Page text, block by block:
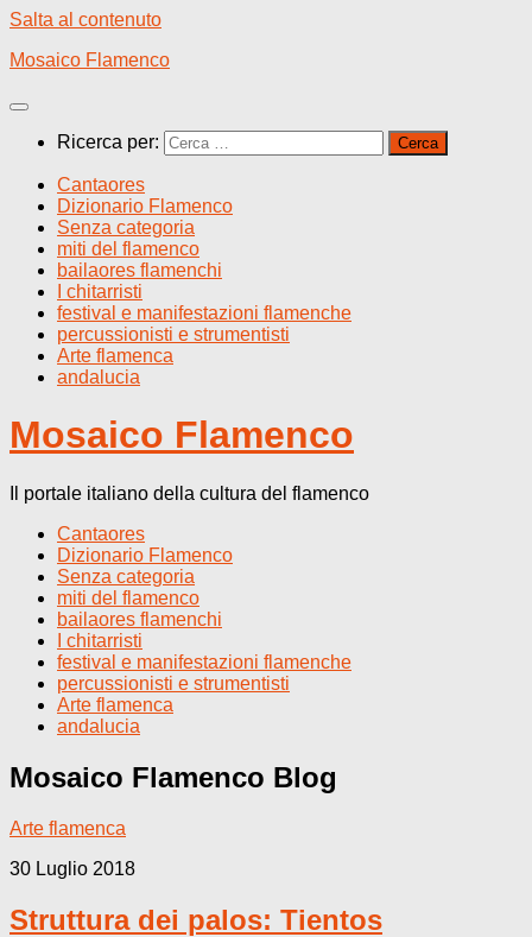
Salta al contenuto
Mosaico Flamenco
Ricerca per:
Cantaores
Dizionario Flamenco
Senza categoria
miti del flamenco
bailaores flamenchi
I chitarristi
festival e manifestazioni flamenche
percussionisti e strumentisti
Arte flamenca
andalucia
Mosaico Flamenco
Il portale italiano della cultura del flamenco
Cantaores
Dizionario Flamenco
Senza categoria
miti del flamenco
bailaores flamenchi
I chitarristi
festival e manifestazioni flamenche
percussionisti e strumentisti
Arte flamenca
andalucia
Mosaico Flamenco Blog
Arte flamenca
30 Luglio 2018
Struttura dei palos: Tientos